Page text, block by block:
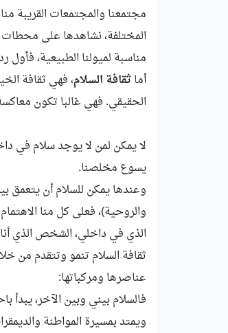
مجتمعنا والمجتمعات القريبة
المختلفة، نشاهدها على محطات
مناسبة لميولنا الطبيعية،
أماثقافة السلام، فهي ثقافة
الحقيقي. فهي غالبا تكون
لا يمكن لمن لا يوجد سلام في
يسوع مخلصنا.
وعندها يمكن للسلام أن يتعمق
والروحية)، فعلى كل منا
الذي في داخلي، الشخص الذي
ثقافة السلام تنمو وتتقدم من
عناصرها ومركباتها:
فالسلام بيني وبين الآخر، يبدأ
ويمتد بمسيرة المواطنة